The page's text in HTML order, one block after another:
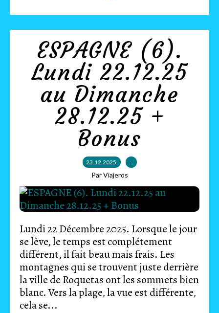
ESPAGNE (6).
Lundi 22.12.25
au Dimanche
28.12.25 +
Bonus
23.12.2025 …
Par Viajeros
Lundi 22 Décembre 2025. Lorsque le jour
se lève, le temps est complétement
différent, il fait beau mais frais. Les
montagnes qui se trouvent juste derrière
la ville de Roquetas ont les sommets bien
blanc. Vers la plage, la vue est différente,
cela se...